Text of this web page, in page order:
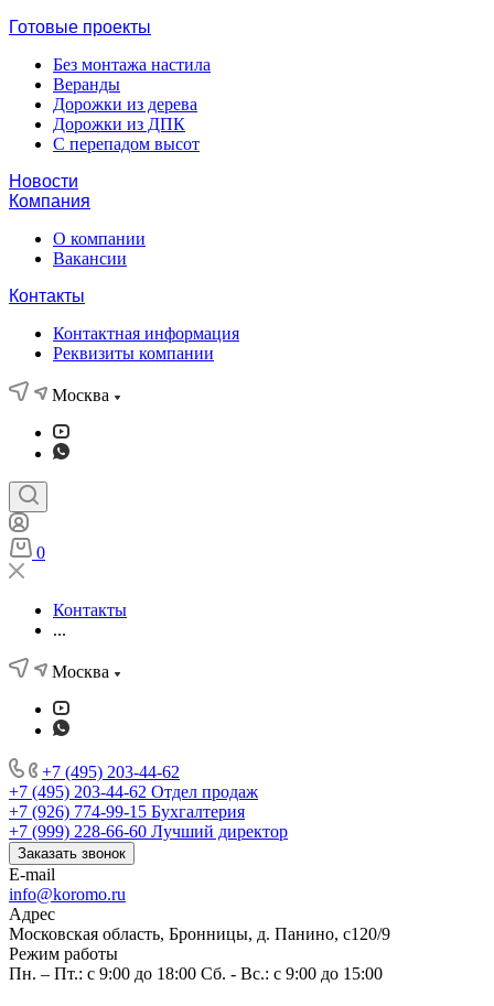
Готовые проекты
Без монтажа настила
Веранды
Дорожки из дерева
Дорожки из ДПК
С перепадом высот
Новости
Компания
О компании
Вакансии
Контакты
Контактная информация
Реквизиты компании
Москва
0
Контакты
...
Москва
+7 (495) 203-44-62
+7 (495) 203-44-62 Отдел продаж
+7 (926) 774-99-15 Бухгалтерия
+7 (999) 228-66-60 Лучший директор
Заказать звонок
E-mail
info@koromo.ru
Адрес
Московская область, Бронницы, д. Панино, с120/9
Режим работы
Пн. – Пт.: с 9:00 до 18:00 Сб. - Вс.: с 9:00 до 15:00